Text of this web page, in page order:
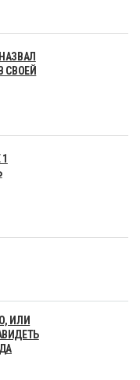
СВОЕЙ
ИЛИ